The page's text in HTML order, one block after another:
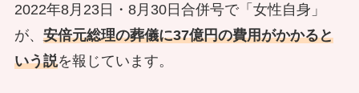
2022年8月23日・8月30日合併号で「女性自身」
が、 安倍元総理の葬儀に37億円の費用がかかると
いう説を報じています。